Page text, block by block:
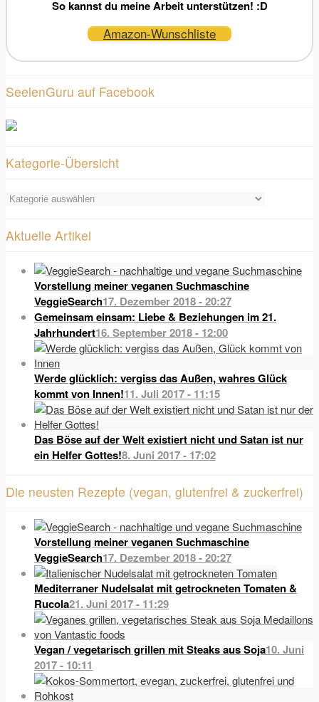
So kannst du meine Arbeit unterstützen! :D
Amazon-Wunschliste
SeelenGuru auf Facebook
Kategorie-Übersicht
Kategorie-
Aktuelle Artikel
Vorstellung meiner veganen Suchmaschine
VeggieSearch17. Dezember 2018 - 20:27
Gemeinsam einsam: Liebe & Beziehungen im 21.
Jahrhundert16. September 2018 - 12:00
Werde glücklich: vergiss das Außen, wahres Glück
kommt von Innen!11. Juli 2017 - 11:15
Das Böse auf der Welt existiert nicht und Satan ist nur
ein Helfer Gottes!8. Juni 2017 - 17:02
Die neusten Rezepte (vegan, glutenfrei & zuckerfrei)
Vorstellung meiner veganen Suchmaschine
VeggieSearch17. Dezember 2018 - 20:27
Mediterraner Nudelsalat mit getrockneten Tomaten &
Rucola21. Juni 2017 - 11:29
Vegan / vegetarisch grillen mit Steaks aus Soja10. Juni
2017 - 10:11